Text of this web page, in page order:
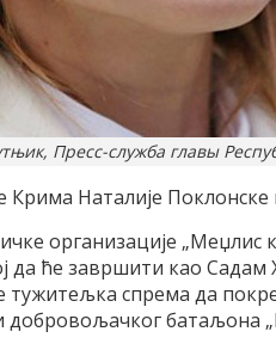
Пресс-служба главы
Крима Наталије
организације „Меџлис
да ће завршити као
тужитељка спрема да
добровољачког батаљона